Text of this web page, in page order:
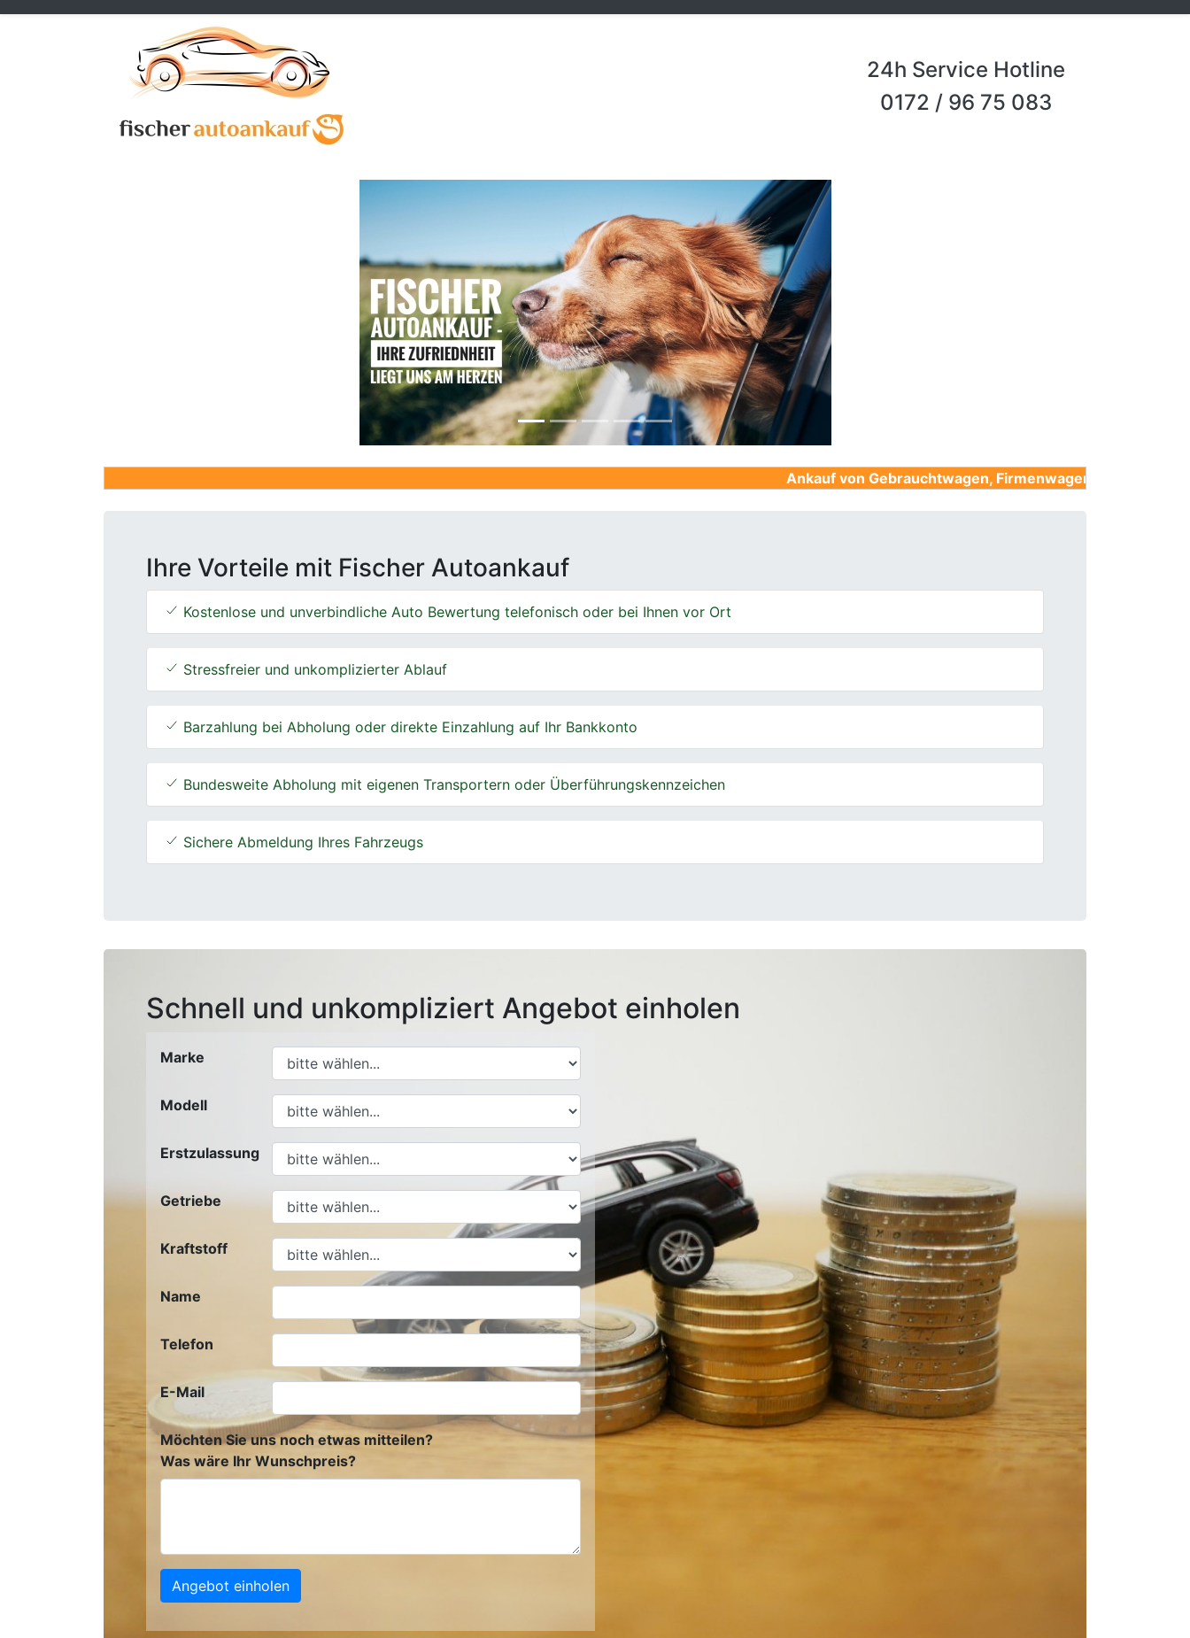
24h Service Hotline
0172 / 96 75 083
Ankauf von Gebrauchtwagen, Firmenwagen, Unfallwagen,
Ihre Vorteile mit Fischer Autoankauf
Kostenlose und unverbindliche Auto Bewertung telefonisch oder bei Ihnen vor Ort
Stressfreier und unkomplizierter Ablauf
Barzahlung bei Abholung oder direkte Einzahlung auf Ihr Bankkonto
Bundesweite Abholung mit eigenen Transportern oder Überführungskennzeichen
Sichere Abmeldung Ihres Fahrzeugs
Schnell und unkompliziert Angebot einholen
Marke
Modell
Erstzulassung
Getriebe
Kraftstoff
Name
Telefon
E-Mail
Möchten Sie uns noch etwas mitteilen?
Was wäre Ihr Wunschpreis?
Angebot einholen